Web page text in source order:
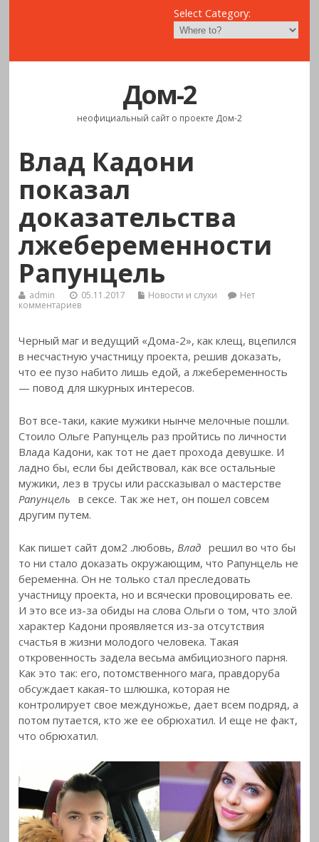
Select Category:
Дом-2
неофициальный сайт о проекте Дом-2
Влад Кадони
показал
доказательства
лжебеременности
Рапунцель
admin 05.11.2017 Новости и слухи
Нет
комментариев
Черный маг и ведущий «Дома-2», как клещ, вцепился
в несчастную участницу проекта, решив доказать,
что ее пузо набито лишь едой, а лжебеременность
— повод для шкурных интересов.
Вот все-таки, какие мужики нынче мелочные пошли.
Стоило Ольге Рапунцель раз пройтись по личности
Влада Кадони, как тот не дает прохода девушке. И
ладно бы, если бы действовал, как все остальные
мужики, лез в трусы или рассказывал о мастерстве
Рапунцель
в сексе. Так же нет, он пошел совсем
другим путем.
Как пишет сайт дом2 .любовь,Влад решил во что бы
то ни стало доказать окружающим, что Рапунцель не
беременна. Он не только стал преследовать
участницу проекта, но и всячески провоцировать ее.
И это все из-за обиды на слова Ольги о том, что злой
характер Кадони проявляется из-за отсутствия
счастья в жизни молодого человека. Такая
откровенность задела весьма амбициозного парня.
Как это так: его, потомственного мага, правдоруба
обсуждает какая-то шлюшка, которая не
контролирует свое междуножье, дает всем подряд, а
потом путается, кто же ее обрюхатил. И еще не факт,
что обрюхатил.